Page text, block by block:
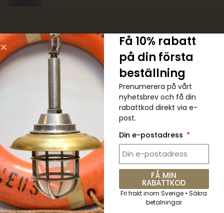
5 % RABATT. Kupongkod:
QKWCM2KC
Prenumerera på det veckovisa
nyhetsbrevet för alla senaste
uppdateringar
Få 10% rabatt
på din första
beställning
Prenumerera på vårt
nyhetsbrev och få din
rabattkod direkt via e-
post.
Din e-postadress
FÅ MIN
RABATTKOD
Fri frakt inom Sverige • Säkra
betalningar